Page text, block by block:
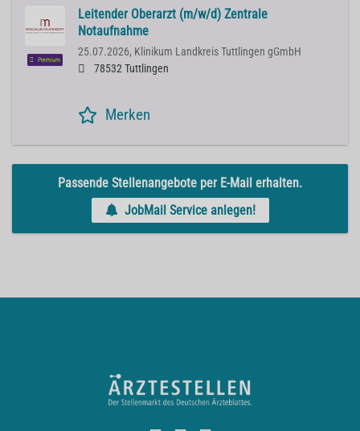
Premium
Leitender Oberarzt (m/w/d) Zentrale
Notaufnahme
25.07.2026, Klinikum Landkreis Tuttlingen gGmbH
78532 Tuttlingen
Merken
Passende Stellenangebote per E-Mail erhalten.
JobMail Service anlegen!